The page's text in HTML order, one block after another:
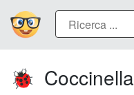
🐞 Coccinella